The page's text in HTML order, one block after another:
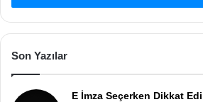
Son Yazılar
E İmza Seçerken Dikkat